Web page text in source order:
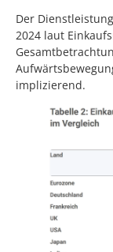
Der
2024 laut
implizierend.